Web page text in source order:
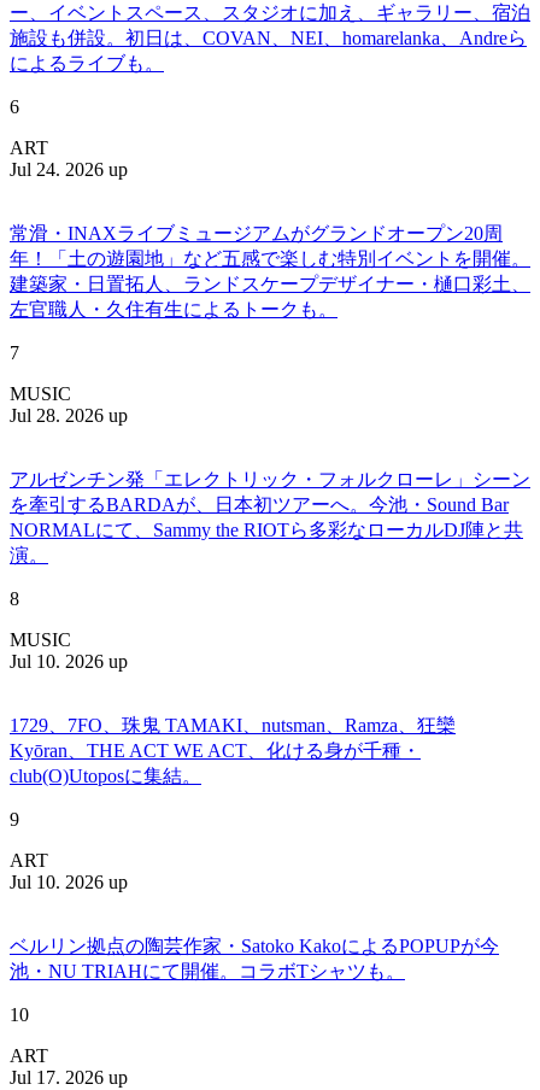
ー、イベントスペース、スタジオに加え、ギャラリー、宿泊
施設も併設。初日は、COVAN、NEI、homarelanka、Andreら
によるライブも。
6
ART
Jul 24. 2026 up
常滑・INAXライブミュージアムがグランドオープン20周
年！「土の遊園地」など五感で楽しむ特別イベントを開催。
建築家・日置拓人、ランドスケープデザイナー・樋口彩土、
左官職人・久住有生によるトークも。
7
MUSIC
Jul 28. 2026 up
アルゼンチン発「エレクトリック・フォルクローレ」シーン
を牽引するBARDAが、日本初ツアーへ。今池・Sound Bar
NORMALにて、Sammy the RIOTら多彩なローカルDJ陣と共
演。
8
MUSIC
Jul 10. 2026 up
1729、7FO、珠鬼 TAMAKI、nutsman、Ramza、狂欒
Kyōran、THE ACT WE ACT、化ける身が千種・
club(O)Utoposに集結。
9
ART
Jul 10. 2026 up
ベルリン拠点の陶芸作家・Satoko KakoによるPOPUPが今
池・NU TRIAHにて開催。コラボTシャツも。
10
ART
Jul 17. 2026 up